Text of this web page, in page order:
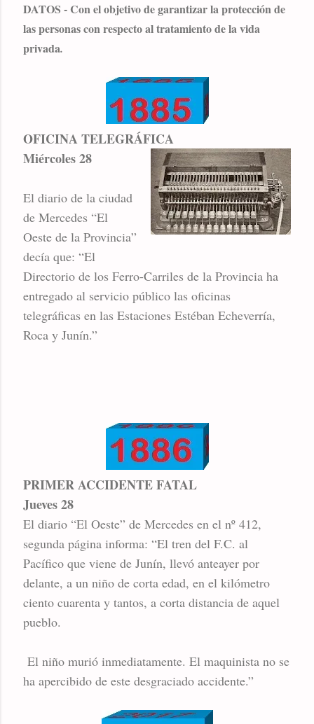
DATOS - Con el objetivo de garantizar la protección de
las personas con respecto al tratamiento de la vida
privada.
OFICINA TELEGRÁFICA
Miércoles 28
El diario de la ciudad
de Mercedes “El
Oeste de la Provincia”
decía que: “El
Directorio de los Ferro-Carriles de la Provincia ha
entregado al servicio público las oficinas
telegráficas en las Estaciones Estéban Echeverría,
Roca y Junín.”
PRIMER ACCIDENTE FATAL
Jueves 28
El diario “El Oeste” de Mercedes en el nº 412,
segunda página informa: “El tren del F.C. al
Pacífico que viene de Junín, llevó anteayer por
delante, a un niño de corta edad, en el kilómetro
ciento cuarenta y tantos, a corta distancia de aquel
pueblo.
El niño murió inmediatamente. El maquinista no se
ha apercibido de este desgraciado accidente.”